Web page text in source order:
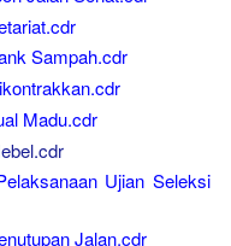
Sampah.cdr
Madu.cdr
Ujian Seleksi
Jalan.cdr